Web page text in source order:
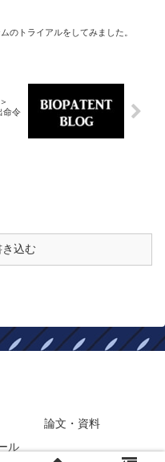
のトライアルをしてみました。
＞
命令
き込む
論文・資料
ル